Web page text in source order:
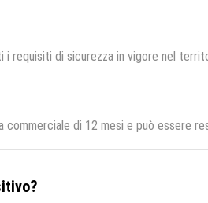
requisiti di sicurezza in vigore nel
commerciale di 12 mesi e può essere